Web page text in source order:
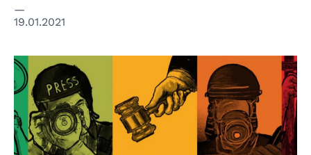
19.01.2021